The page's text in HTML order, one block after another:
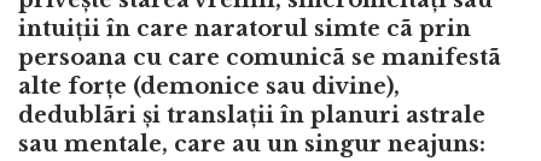
intuiții în care naratorul simte cã prin
persoana cu care comunicã se manifestã
alte forțe (demonice sau divine),
dedublãri și translații în planuri astrale
sau mentale, care au un singur neajuns: